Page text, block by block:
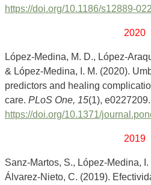
https://doi.org/10.1186/s12889-
2020
López-Medina, M. D., López-
& López-Medina, I. M. (2020).
predictors and healing
care. PLoS One, 15(1), e0227209.
https://doi.org/10.1371/
2019
Sanz-Martos, S., López-Medina,
Álvarez-Nieto, C. (2019).